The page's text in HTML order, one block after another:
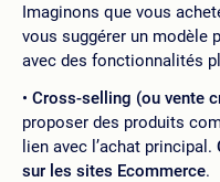
Imaginons que vous
vous suggérer un modèle
avec des fonctionnalités
Cross-selling (ou vente
proposer des produits
lien avec l’achat principal.
sur les sites Ecommerce.